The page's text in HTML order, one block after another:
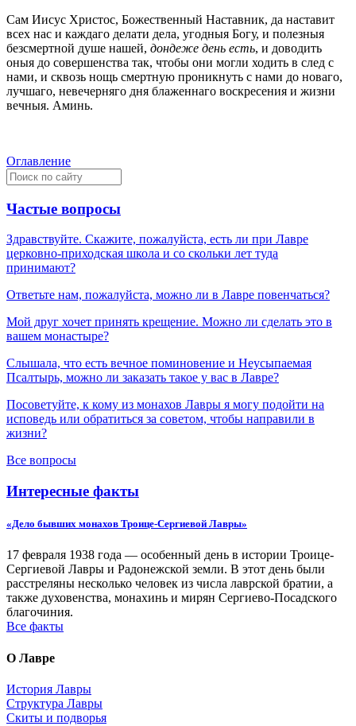
Сам Иисус Христос, Божественный Наставник, да наставит
всех нас и каждаго делати дела, угодныя Богу, и полезныя
безсмертной душе нашей, дондеже день есть, и доводить
оныя до совершенства так, чтобы они могли ходить в след с
нами, и сквозь нощь смертную проникнуть с нами до новаго,
лучшаго, невечерняго дня блаженнаго воскресения и жизни
вечныя. Аминь.
Оглавление
Частые вопросы
Здравствуйте. Скажите, пожалуйста, есть ли при Лавре
церковно-приходская школа и со скольки лет туда
принимают?
Ответьте нам, пожалуйста, можно ли в Лавре повенчаться?
Мой друг хочет принять крещение. Можно ли сделать это в
вашем монастыре?
Слышала, что есть вечное поминовение и Неусыпаемая
Псалтырь, можно ли заказать такое у вас в Лавре?
Посоветуйте, к кому из монахов Лавры я могу подойти на
исповедь или обратиться за советом, чтобы направили в
жизни?
Все вопросы
Интересные факты
«Дело бывших монахов Троице-Сергиевой Лавры»
17 февраля 1938 года — особенный день в истории Троице-
Сергиевой Лавры и Радонежской земли. В этот день были
расстреляны несколько человек из числа лаврской братии, а
также духовенства, монахинь и мирян Сергиево-Посадского
благочиния.
Все факты
О Лавре
История Лавры
Структура Лавры
Скиты и подворья